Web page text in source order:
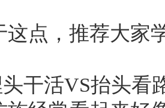
，推荐大家学
活VS抬头看